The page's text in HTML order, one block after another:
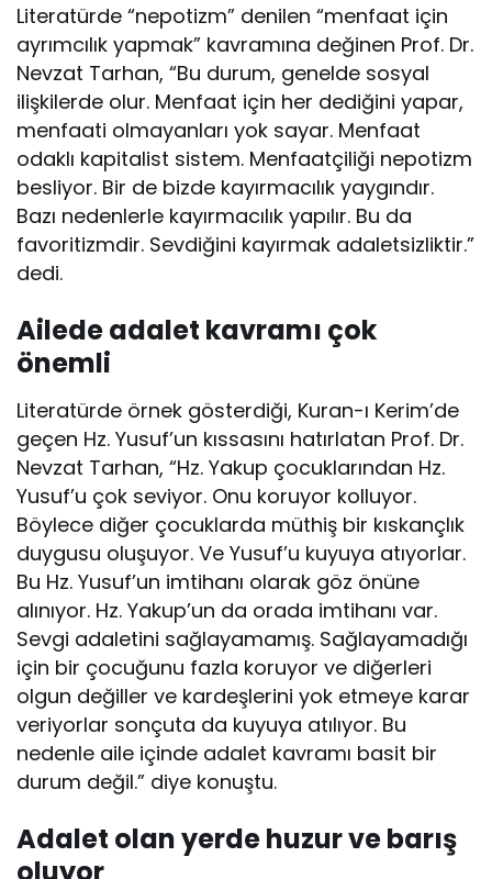
Literatürde “nepotizm” denilen “menfaat için
ayrımcılık yapmak” kavramına değinen Prof. Dr.
Nevzat Tarhan, “Bu durum, genelde sosyal
ilişkilerde olur. Menfaat için her dediğini yapar,
menfaati olmayanları yok sayar. Menfaat
odaklı kapitalist sistem. Menfaatçiliği nepotizm
besliyor. Bir de bizde kayırmacılık yaygındır.
Bazı nedenlerle kayırmacılık yapılır. Bu da
favoritizmdir. Sevdiğini kayırmak adaletsizliktir.”
dedi.
Ailede adalet kavramı çok
önemli
Literatürde örnek gösterdiği, Kuran-ı Kerim’de
geçen Hz. Yusuf’un kıssasını hatırlatan Prof. Dr.
Nevzat Tarhan, “Hz. Yakup çocuklarından Hz.
Yusuf’u çok seviyor. Onu koruyor kolluyor.
Böylece diğer çocuklarda müthiş bir kıskançlık
duygusu oluşuyor. Ve Yusuf’u kuyuya atıyorlar.
Bu Hz. Yusuf’un imtihanı olarak göz önüne
alınıyor. Hz. Yakup’un da orada imtihanı var.
Sevgi adaletini sağlayamamış. Sağlayamadığı
için bir çocuğunu fazla koruyor ve diğerleri
olgun değiller ve kardeşlerini yok etmeye karar
veriyorlar sonçuta da kuyuya atılıyor. Bu
nedenle aile içinde adalet kavramı basit bir
durum değil.” diye konuştu.
Adalet olan yerde huzur ve barış